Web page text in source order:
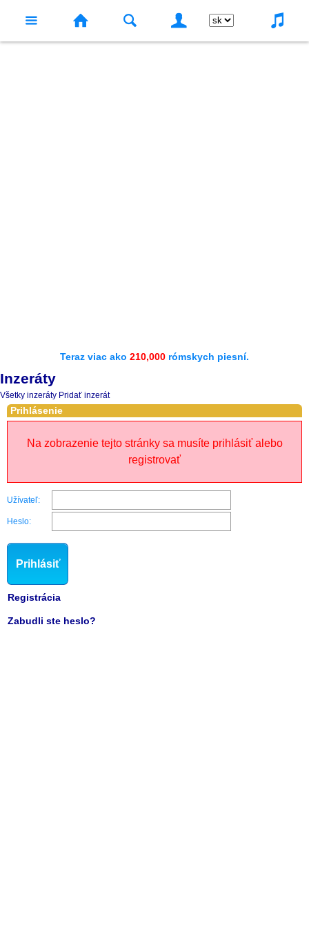
Teraz viac ako 210,000 rómskych piesní.
Inzeráty
Všetky inzeráty Pridať inzerát
Prihlásenie
Na zobrazenie tejto stránky sa musíte prihlásiť alebo
registrovať
Užívateľ:
Heslo:
Prihlásiť
Registrácia
Zabudli ste heslo?